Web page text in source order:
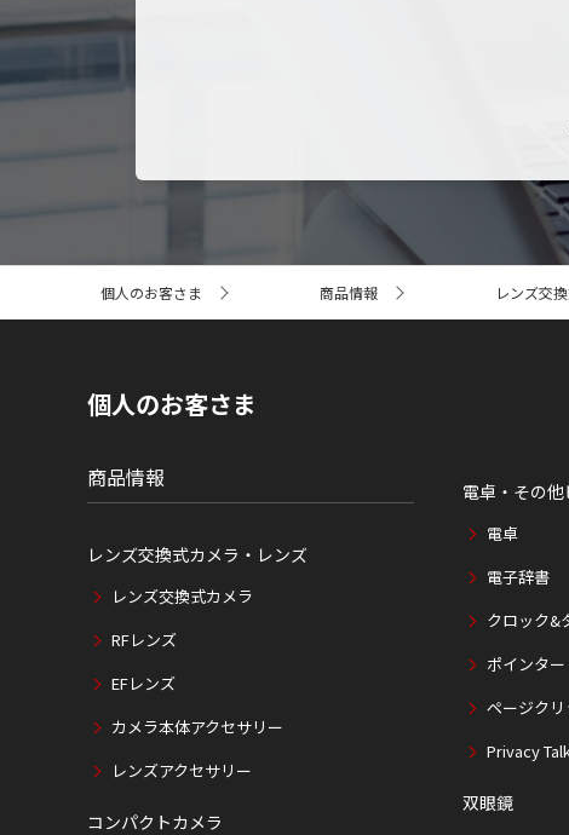
ト
個人のお客さま 商品情報 レンズ交
個人のお客さま
商品情報
レンズ交換式カメラ・レンズ
レンズ交換式カメラ
RFレンズ
EFレンズ
カメラ本体アクセサリー
レンズアクセサリー
コンパクトカメラ
電卓・その
電卓
電子辞書
クロック&
ポインター
ページク
Privacy
双眼鏡